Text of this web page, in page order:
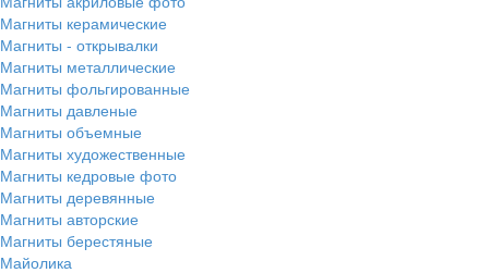
Магниты керамические
Магниты - открывалки
Магниты металлические
Магниты фольгированные
Магниты давленые
Магниты объемные
Магниты художественные
Магниты кедровые фото
Магниты деревянные
Магниты авторские
Магниты берестяные
Майолика